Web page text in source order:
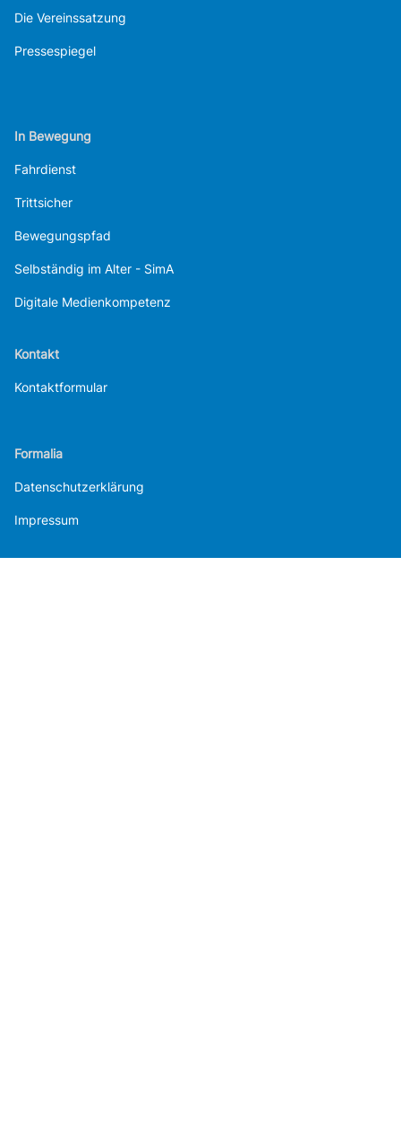
Die Vereinssatzung
Pressespiegel
In Bewegung
Fahrdienst
Trittsicher
Bewegungspfad
Selbständig im Alter - SimA
Digitale Medienkompetenz
Kontakt
Kontaktformular
Formalia
Datenschutzerklärung
Impressum